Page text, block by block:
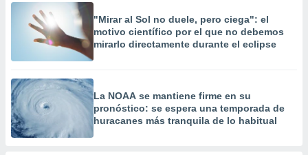
"Mirar al Sol no duele, pero ciega": el
motivo científico por el que no debemos
mirarlo directamente durante el eclipse
La NOAA se mantiene firme en su
pronóstico: se espera una temporada de
huracanes más tranquila de lo habitual